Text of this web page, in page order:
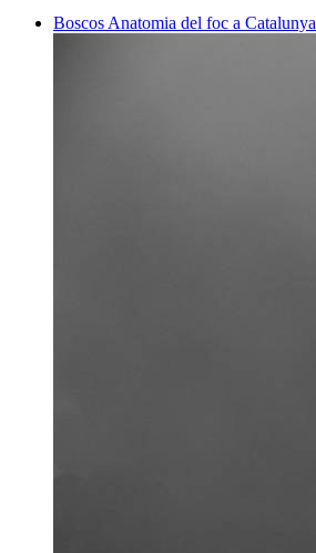
Boscos Anatomia del foc a Catalunya